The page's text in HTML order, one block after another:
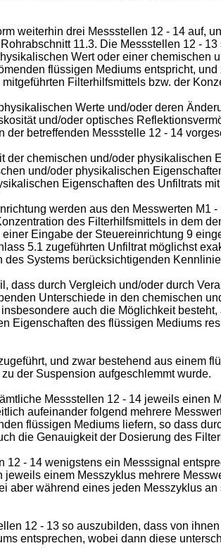
weiterhin drei Messstellen 12 - 14 auf,
11.3. Die Messstellen 12 -
Wert oder einer
flüssigen Mediums entspricht,
Filterhilfsmittels bzw. der
Werte und/oder deren
und/oder optisches
betreffenden Messstelle 12 - 14
der chemischen und/oder
und/oder physikalischen
Eigenschaften des Unfiltrats
werden aus den Messwerten
des Filterhilfsmittels in dem
Eingabe der Steuereinrichtung 9
5.1 zugeführten Unfiltrat möglichst
Systems berücksichtigenden
dass durch Vergleich und/oder durch
Unterschiede in den chemischen
auch die Möglichkeit
Eigenschaften des flüssigen Mediums
und zwar bestehend aus einem
der Suspension aufgeschlemmt wurde.
Messstellen 12 - 14 jeweils einen
aufeinander folgend mehrere
flüssigen Mediums liefern, so dass
die Genauigkeit der Dosierung des
- 14 wenigstens ein Messsignal
einem Messzyklus mehrere
während eines jeden Messzyklus
12 - 13 so auszubilden, dass von
entsprechen, wobei dann diese